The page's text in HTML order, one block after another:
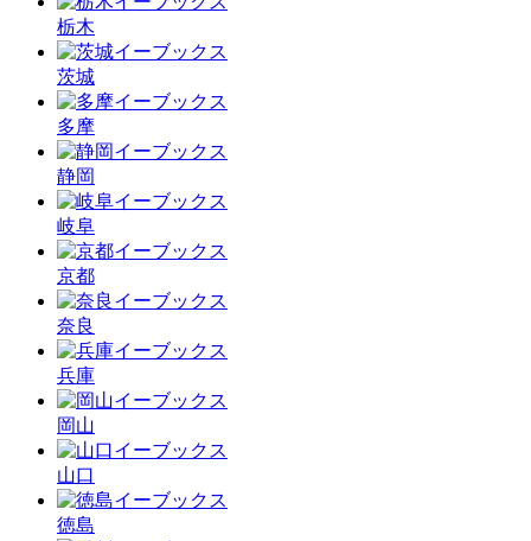
栃木
茨城
多摩
静岡
岐阜
京都
奈良
兵庫
岡山
山口
徳島